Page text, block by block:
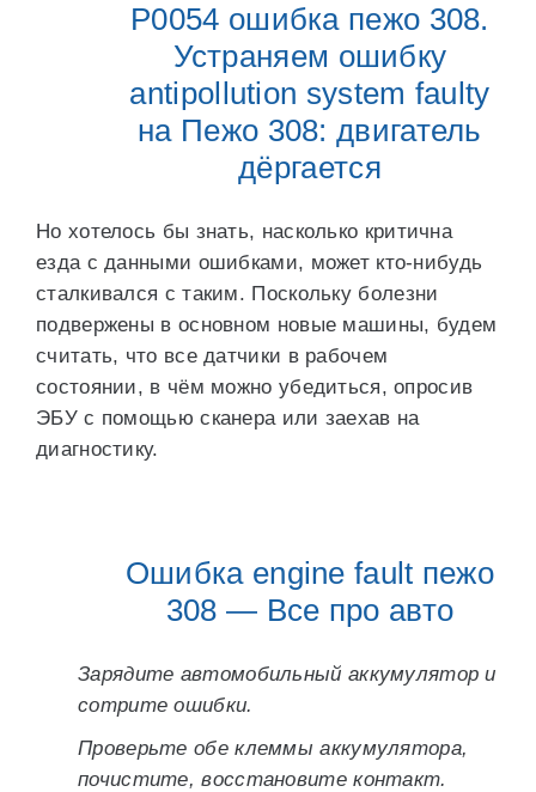
P0054 ошибка пежо 308.
Устраняем ошибку
antipollution system faulty
на Пежо 308: двигатель
дёргается
Но хотелось бы знать, насколько критична
езда с данными ошибками, может кто-нибудь
сталкивался с таким. Поскольку болезни
подвержены в основном новые машины, будем
считать, что все датчики в рабочем
состоянии, в чём можно убедиться, опросив
ЭБУ с помощью сканера или заехав на
диагностику.
Ошибка engine fault пежо
308 — Все про авто
Зарядите автомобильный аккумулятор и
сотрите ошибки.
Проверьте обе клеммы аккумулятора,
почистите, восстановите контакт.